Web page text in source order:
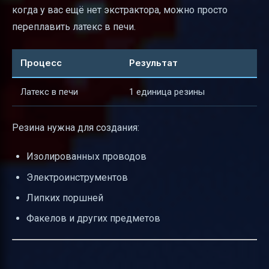
когда у вас ещё нет экстрактора, можно просто
переплавить латекс в печи.
Процесс Результат
Латекс в печи 1 единица резины
Резина нужна для создания:
Изолированных проводов
Электроинструментов
Липких поршней
Факелов и других предметов